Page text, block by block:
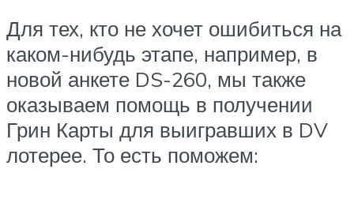
Для тех, кто не хочет ошибиться на
каком-нибудь этапе, например, в
новой анкете DS-260, мы также
оказываем помощь в получении
Грин Карты для выигравших в DV
лотерее. То есть поможем: